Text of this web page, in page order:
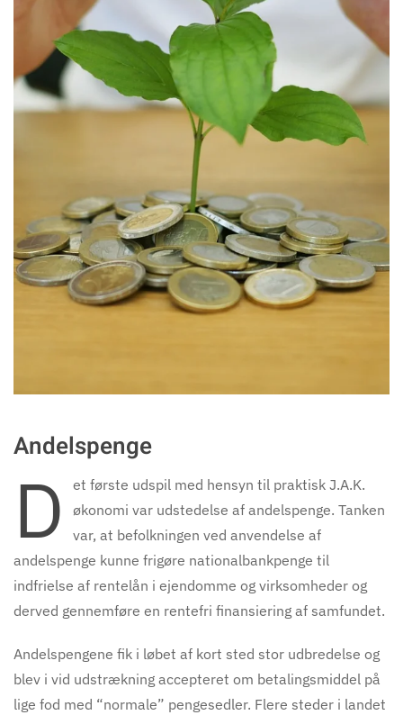
Andelspenge
D
et første udspil med hensyn til praktisk J.A.K.
økonomi var udstedelse af andelspenge. Tanken
var, at befolkningen ved anvendelse af
andelspenge kunne frigøre nationalbankpenge til
indfrielse af rentelån i ejendomme og virksomheder og
derved gennemføre en rentefri finansiering af samfundet.
Andelspengene fik i løbet af kort sted stor udbredelse og
blev i vid udstrækning accepteret om betalingsmiddel på
lige fod med “normale” pengesedler. Flere steder i landet